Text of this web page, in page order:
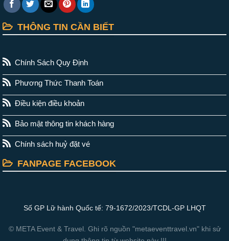
THÔNG TIN CẦN BIẾT
Chính Sách Quy Định
Phương Thức Thanh Toán
Điều kiện điều khoản
Bảo mật thông tin khách hàng
Chính sách huỷ đặt vé
FANPAGE FACEBOOK
Số GP Lữ hành Quốc tế: 79-1672/2023/TCDL-GP LHQT
© META Event & Travel. Ghi rõ nguồn "metaeventtravel.vn" khi sử